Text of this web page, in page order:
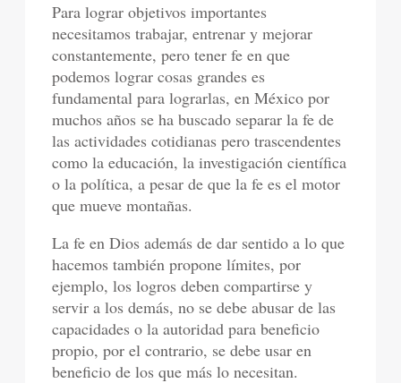
Para lograr objetivos importantes
necesitamos trabajar, entrenar y mejorar
constantemente, pero tener fe en que
podemos lograr cosas grandes es
fundamental para lograrlas, en México por
muchos años se ha buscado separar la fe de
las actividades cotidianas pero trascendentes
como la educación, la investigación científica
o la política, a pesar de que la fe es el motor
que mueve montañas.
La fe en Dios además de dar sentido a lo que
hacemos también propone límites, por
ejemplo, los logros deben compartirse y
servir a los demás, no se debe abusar de las
capacidades o la autoridad para beneficio
propio, por el contrario, se debe usar en
beneficio de los que más lo necesitan.